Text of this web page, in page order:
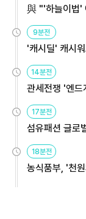
與 "'하늘이법'
9분전
'캐시딜' 캐시
14분전
관세전쟁 '엔
용해야
17분전
섬유패션 글로
원
18분전
농식품부, '천